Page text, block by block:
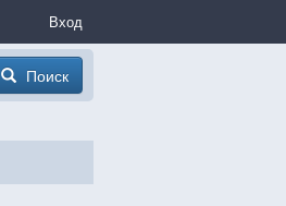
Вход
Поиск